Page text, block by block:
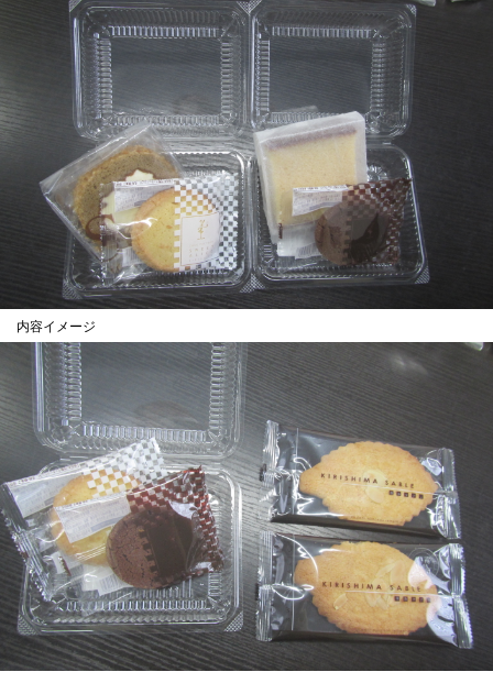
内容イメージ